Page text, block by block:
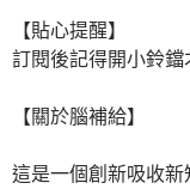
【貼心提醒】
訂閱後記得開小鈴
【關於腦補給】
這是一個創新吸收